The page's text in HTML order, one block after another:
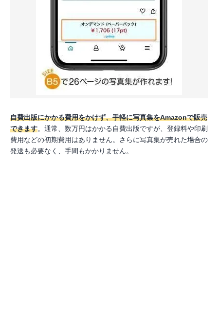
自費出版にかかる費用をかけず、手軽に写真集をAmazonで販売
できます。通常、数万円はかかる自費出版ですが、登録料や印刷
費用などの初期費用はありません。さらに写真集が売れた場合の
発送も必要なく、手間もかかりません。